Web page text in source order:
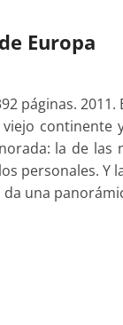
Europa
páginas.
la de las
personales. Y
una